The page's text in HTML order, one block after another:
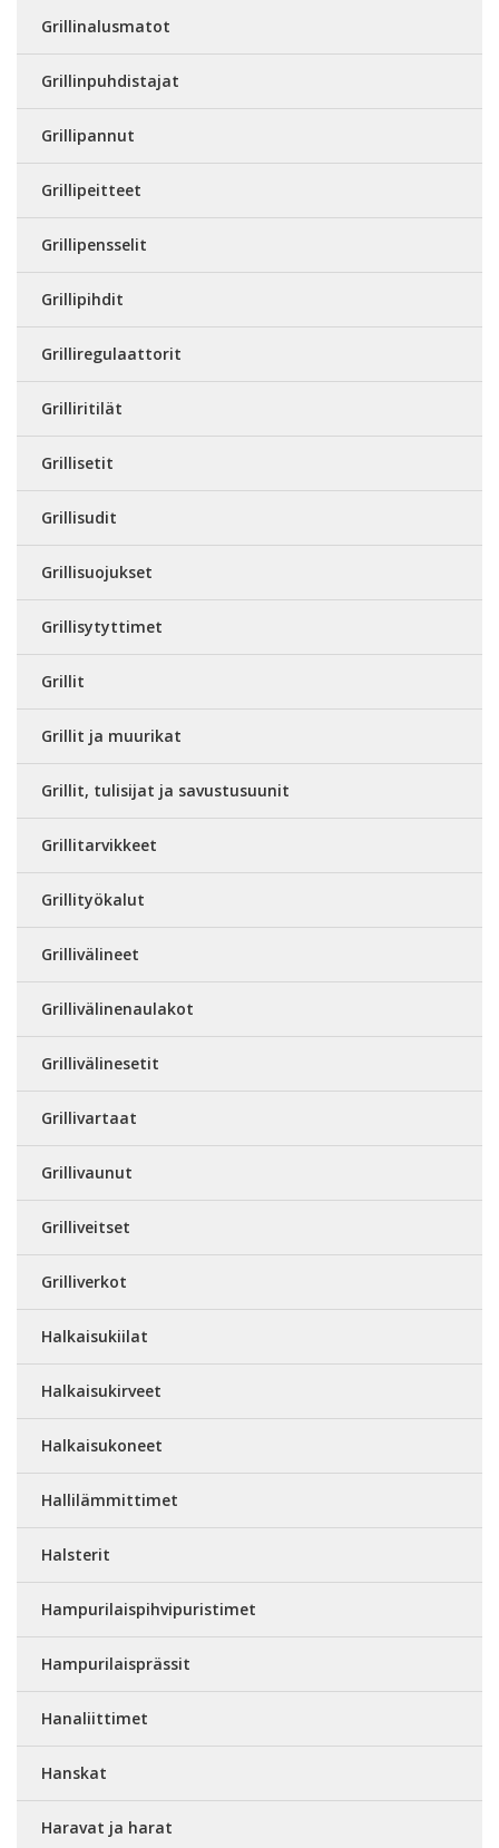
Grillinalusmatot
Grillinpuhdistajat
Grillipannut
Grillipeitteet
Grillipensselit
Grillipihdit
Grilliregulaattorit
Grilliritilät
Grillisetit
Grillisudit
Grillisuojukset
Grillisytyttimet
Grillit
Grillit ja muurikat
Grillit, tulisijat ja savustusuunit
Grillitarvikkeet
Grillityökalut
Grillivälineet
Grillivälinenaulakot
Grillivälinesetit
Grillivartaat
Grillivaunut
Grilliveitset
Grilliverkot
Halkaisukiilat
Halkaisukirveet
Halkaisukoneet
Hallilämmittimet
Halsterit
Hampurilaispihvipuristimet
Hampurilaisprässit
Hanaliittimet
Hanskat
Haravat ja harat